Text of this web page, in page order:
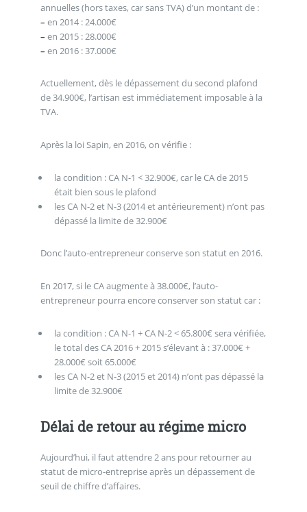
annuelles (hors taxes, car sans TVA) d’un montant de :
– en 2014 : 24.000€
– en 2015 : 28.000€
– en 2016 : 37.000€
Actuellement, dès le dépassement du second plafond
de 34.900€, l’artisan est immédiatement imposable à la
TVA.
Après la loi Sapin, en 2016, on vérifie :
la condition : CA N-1 < 32.900€, car le CA de 2015
était bien sous le plafond
les CA N-2 et N-3 (2014 et antérieurement) n’ont pas
dépassé la limite de 32.900€
Donc l’auto-entrepreneur conserve son statut en 2016.
En 2017, si le CA augmente à 38.000€, l’auto-
entrepreneur pourra encore conserver son statut car :
la condition : CA N-1 + CA N-2 < 65.800€ sera vérifiée,
le total des CA 2016 + 2015 s’élevant à : 37.000€ +
28.000€ soit 65.000€
les CA N-2 et N-3 (2015 et 2014) n’ont pas dépassé la
limite de 32.900€
Délai de retour au régime micro
Aujourd’hui, il faut attendre 2 ans pour retourner au
statut de micro-entreprise après un dépassement de
seuil de chiffre d’affaires.